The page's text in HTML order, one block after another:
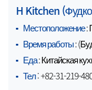
H Kitchen
Местоположение:
Время работы:
Еда: Китайская
Тел: +82-31-219-